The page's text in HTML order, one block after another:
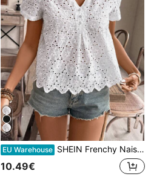
EU Warehouse SHEIN Frenchy Naisten V-aukkoinen yksivärinen ontto kirjonta kampasimpukan muotoinen helma kesäinen rento lyhythihainen pusero kirjailtu toppi kirjailtu paita kukkakuvioinen pusero nappipaita valkoinen kirjailtu toppi valkoinen naisten mekot teekutsuasu häämekot valmistujaisvalkoinen pusero söpö pusero
10.49€